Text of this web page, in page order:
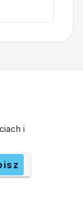
i